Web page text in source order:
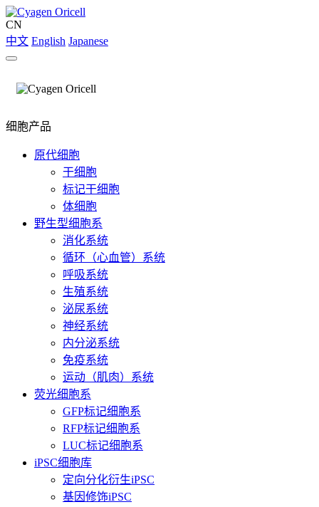
CN
中文 English Japanese
细胞产品
原代细胞
干细胞
标记干细胞
体细胞
野生型细胞系
消化系统
循环（心血管）系统
呼吸系统
生殖系统
泌尿系统
神经系统
内分泌系统
免疫系统
运动（肌肉）系统
荧光细胞系
GFP标记细胞系
RFP标记细胞系
LUC标记细胞系
iPSC细胞库
定向分化衍生iPSC
基因修饰iPSC